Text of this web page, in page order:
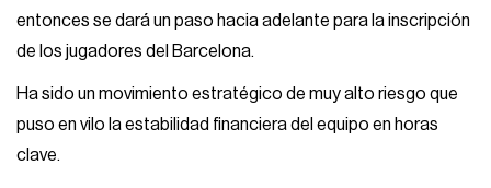
entonces se dará un paso hacia adelante para la inscripción
de los jugadores del Barcelona.
Ha sido un movimiento estratégico de muy alto riesgo que
puso en vilo la estabilidad financiera del equipo en horas
clave.